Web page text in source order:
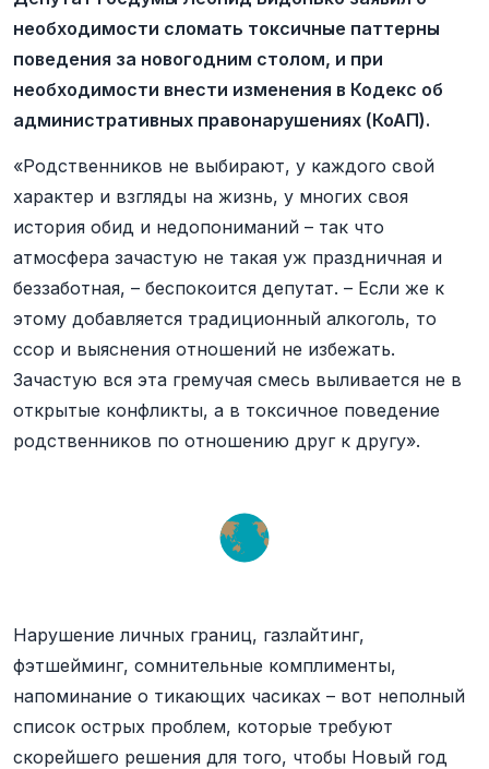
необходимости сломать токсичные паттерны
поведения за новогодним столом, и при
необходимости внести изменения в Кодекс об
административных правонарушениях (КоАП).
«Родственников не выбирают, у каждого свой
характер и взгляды на жизнь, у многих своя
история обид и недопониманий – так что
атмосфера зачастую не такая уж праздничная и
беззаботная, – беспокоится депутат. – Если же к
этому добавляется традиционный алкоголь, то
ссор и выяснения отношений не избежать.
Зачастую вся эта гремучая смесь выливается не в
открытые конфликты, а в токсичное поведение
родственников по отношению друг к другу».
Нарушение личных границ, газлайтинг,
фэтшейминг, сомнительные комплименты,
напоминание о тикающих часиках – вот неполный
список острых проблем, которые требуют
скорейшего решения для того, чтобы Новый год